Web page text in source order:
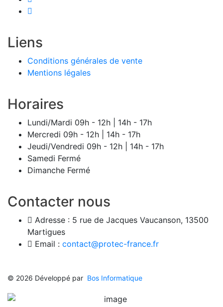
Liens
Conditions générales de vente
Mentions légales
Horaires
Lundi/Mardi 09h - 12h | 14h - 17h
Mercredi 09h - 12h | 14h - 17h
Jeudi/Vendredi 09h - 12h | 14h - 17h
Samedi Fermé
Dimanche Fermé
Contacter nous
Adresse : 5 rue de Jacques Vaucanson, 13500
Martigues
Email : contact@protec-france.fr
© 2026 Développé par Bos Informatique